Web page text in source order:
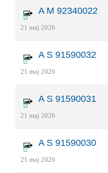
A M 92340022
21 maj 2026
A S 91590032
21 maj 2026
A S 91590031
21 maj 2026
A S 91590030
21 maj 2026